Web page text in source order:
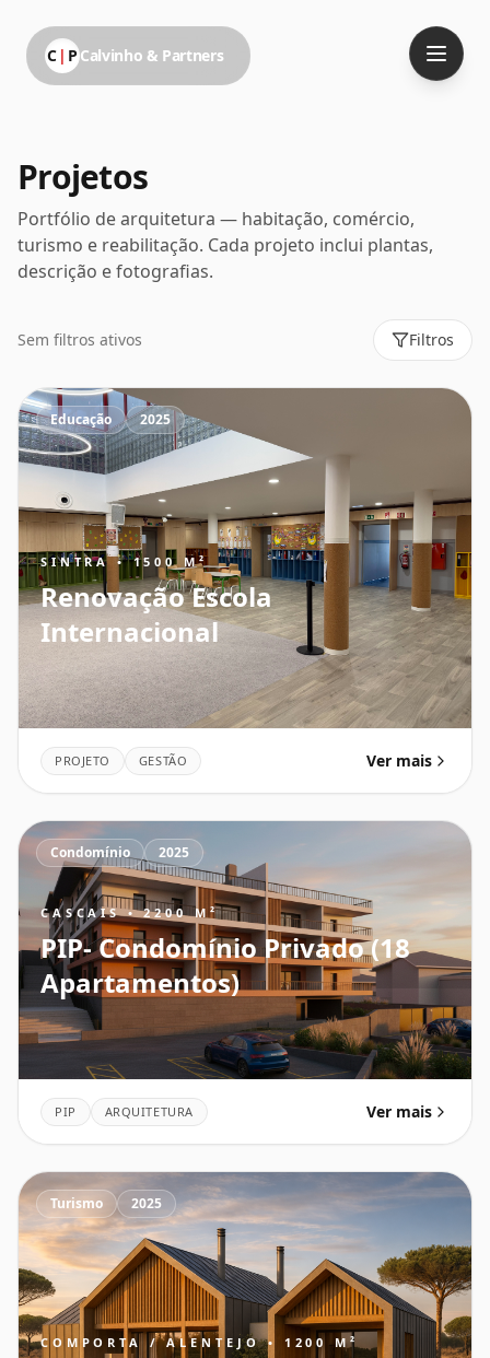
C | P Calvinho & Partners
Projetos
Portfólio de arquitetura — habitação, comércio,
turismo e reabilitação. Cada projeto inclui plantas,
descrição e fotografias.
Sem filtros ativos Filtros
Educação 2025
SINTRA • 1500 M²
Renovação Escola
Internacional
PROJETO GESTÃO Ver mais
Condomínio 2025
CASCAIS • 2200 M²
PIP- Condomínio Privado (18
Apartamentos)
PIP ARQUITETURA Ver mais
Turismo 2025
COMPORTA / ALENTEJO • 1200 M²